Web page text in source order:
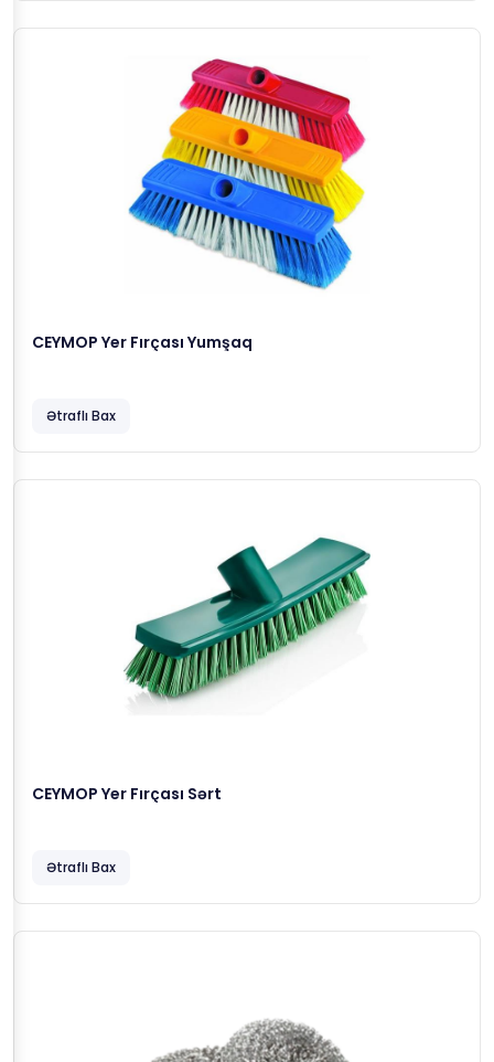
CEYMOP Yer Fırçası Yumşaq
Ətraflı Bax
CEYMOP Yer Fırçası Sərt
Ətraflı Bax